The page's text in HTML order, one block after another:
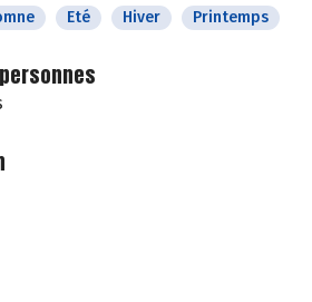
Eté Hiver Printemps